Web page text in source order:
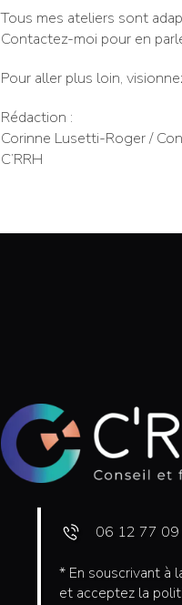
Tous mes ateliers sont
Contactez-moi pour en
Pour aller plus loin,
Rédaction :
Corinne Lusetti-Roger /
C’RRH
06 12 77
* En souscrivant à
et acceptez la